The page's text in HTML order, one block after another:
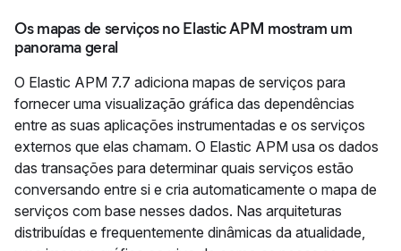
Os mapas de serviços no Elastic APM mostram um
panorama geral
O Elastic APM 7.7 adiciona mapas de serviços para
fornecer uma visualização gráfica das dependências
entre as suas aplicações instrumentadas e os serviços
externos que elas chamam. O Elastic APM usa os dados
das transações para determinar quais serviços estão
conversando entre si e cria automaticamente o mapa de
serviços com base nesses dados. Nas arquiteturas
distribuídas e frequentemente dinâmicas da atualidade,